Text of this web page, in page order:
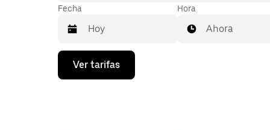
Fecha
Presiona
flecha
Hora
Ahora
Ver tarifas